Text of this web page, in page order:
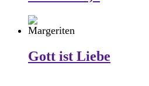
Gott ist Liebe